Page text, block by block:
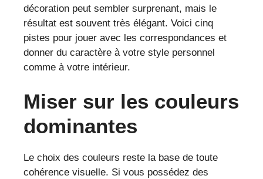
décoration peut sembler surprenant, mais le
résultat est souvent très élégant. Voici cinq
pistes pour jouer avec les correspondances et
donner du caractère à votre style personnel
comme à votre intérieur.
Miser sur les couleurs
dominantes
Le choix des couleurs reste la base de toute
cohérence visuelle. Si vous possédez des